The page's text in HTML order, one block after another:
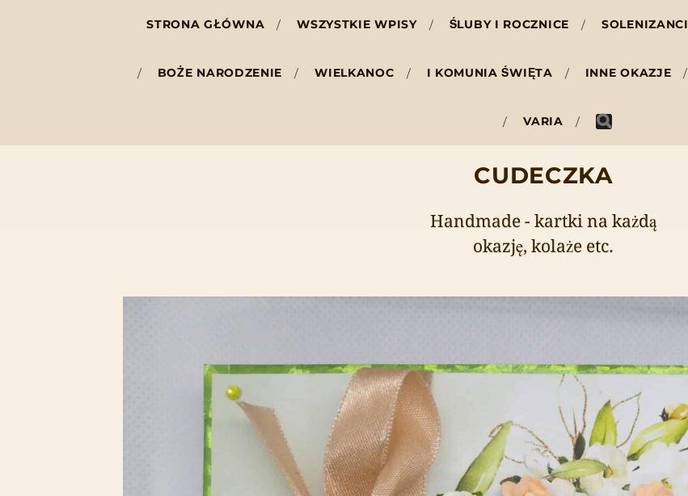
STRONA GŁÓWNA WSZYSTKIE WPISY ŚLUBY I ROCZNICE SOLENIZANCI
BOŻE NARODZENIE WIELKANOC I KOMUNIA ŚWIĘTA INNE OKAZJE
VARIA
CUDECZKA
Handmade - kartki na każdą
okazję, kolaże etc.